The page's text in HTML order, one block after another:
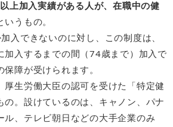
上加入実績がある人が、在職中の健
いうもの。
入できないのに対し、この制度は、
加入するまでの間（74歳まで）加入で
障が受けられます。
厚生労働大臣の認可を受けた「特定健
の。設けているのは、キャノン、パナ
ル、テレビ朝日などの大手企業のみ